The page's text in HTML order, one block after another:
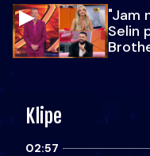
"Jam
Selin
Klipe
02:57